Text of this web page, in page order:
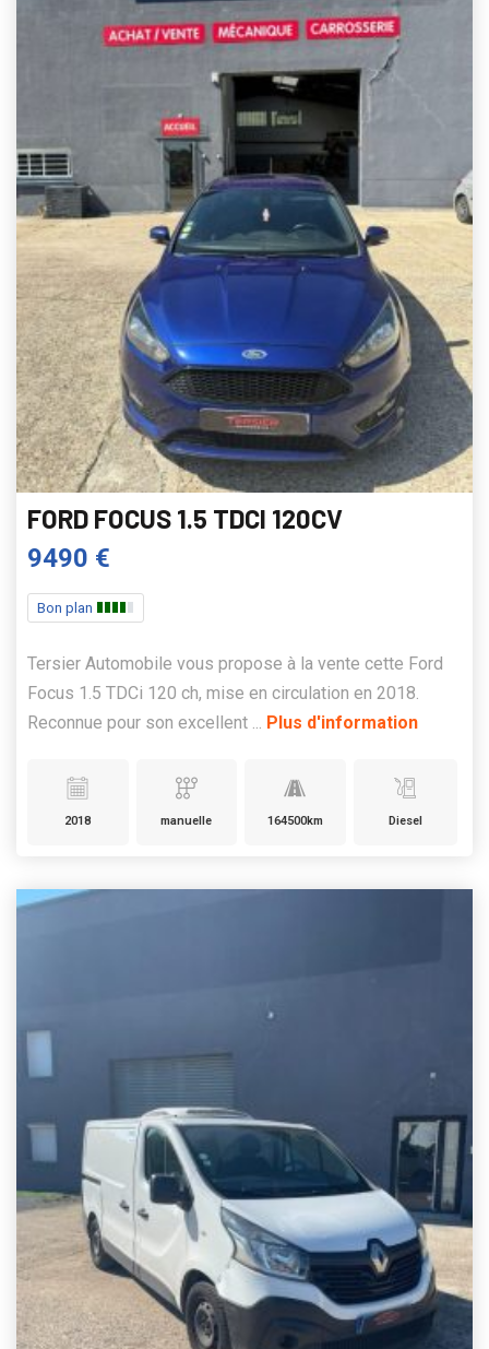
FORD FOCUS 1.5 TDCI 120CV
9490 €
Bon plan
Tersier Automobile vous propose à la vente cette Ford
Focus 1.5 TDCi 120 ch, mise en circulation en 2018.
Reconnue pour son excellent ... Plus d'information
2018 manuelle 164500km Diesel